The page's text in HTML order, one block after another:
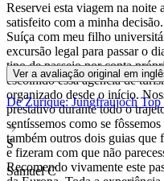
Reservei esta viagem na noite
satisfeito com a minha
Suíça com meu filho
excursão legal para passar o
tipo de passeio por conta
escolhido essa agência de
organizado desde o início.
prestativo durante todo o
sentíssemos como se
também outros dois guias
e fizeram com que não
Recomendo vivamente este
Ver a avaliação original em
De Zurique: Jungfraujoch
S
Samuel C